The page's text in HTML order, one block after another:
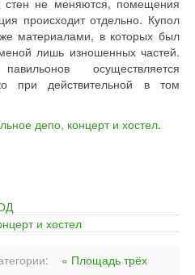
происходит отдельно. Купол
материалами, в которых был
лишь изношенных частей.
осуществляется
при действительной в том
депо, концерт и хостел.
и хостел
« Площадь трёх